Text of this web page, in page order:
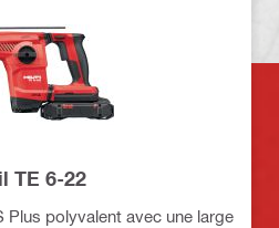
TE 6-22
Plus polyvalent avec une large